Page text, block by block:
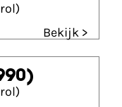
Bekijk >